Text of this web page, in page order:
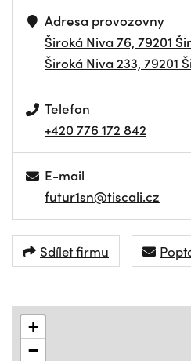
Adresa provozovny
Široká Niva 76, 79201
Široká Niva 233, 79201
Telefon
+420 776 172 842
E-mail
futur1sn@tiscali.cz
Sdílet firmu
+
−